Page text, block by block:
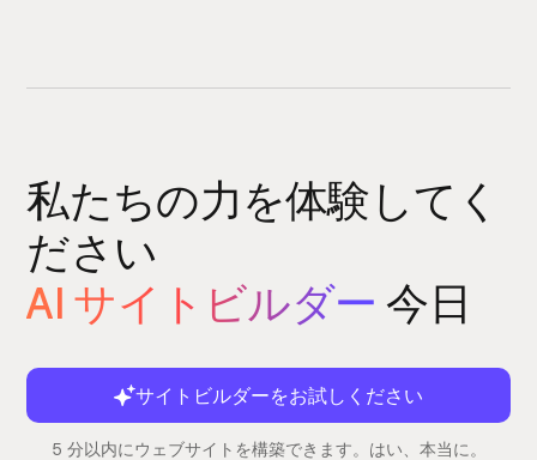
私たちの力を体験してく
ださい
AI サイトビルダー 今日
サイトビルダーをお試しください
5 分以内にウェブサイトを構築できます。はい、本当に。